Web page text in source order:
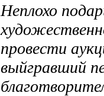
Неплохо
провести
выйгравший